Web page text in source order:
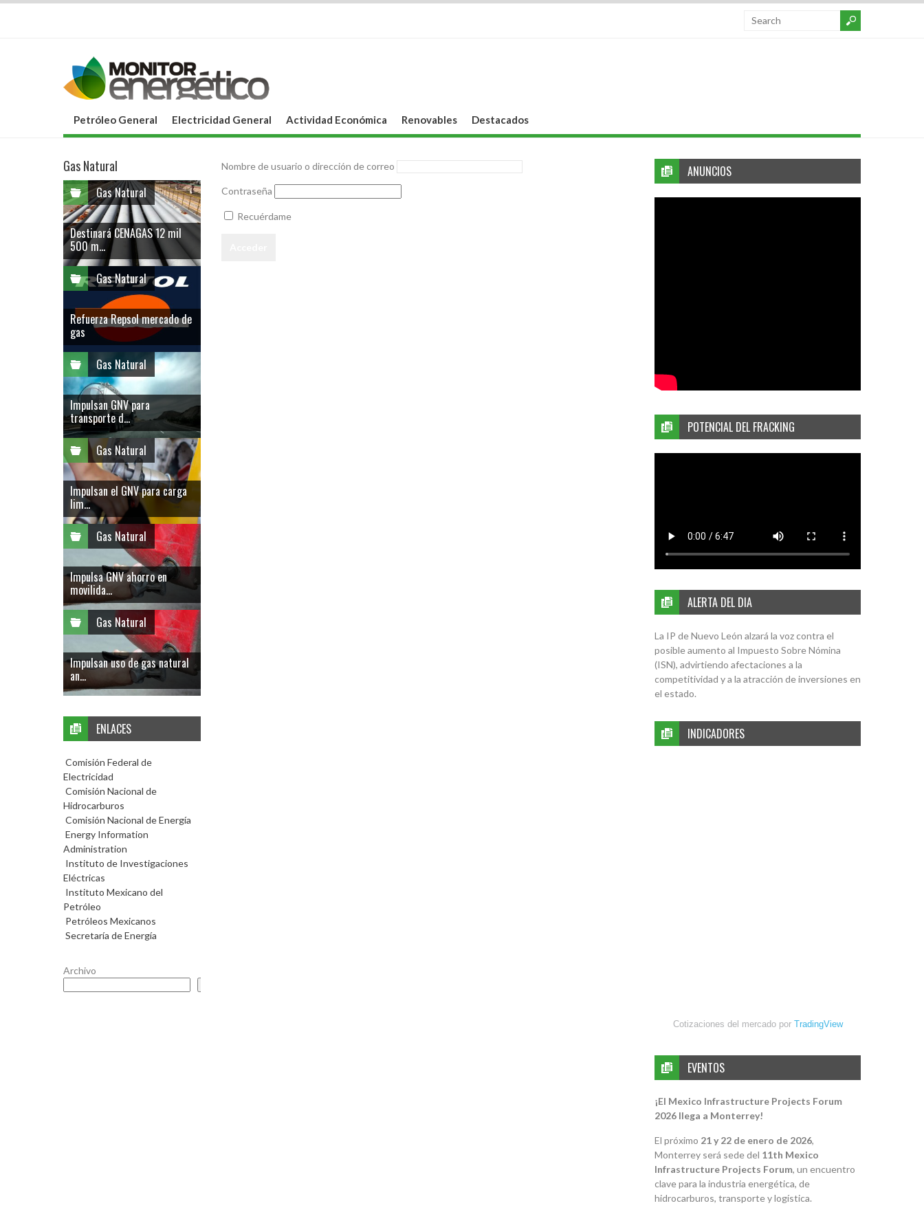
Petróleo General Electricidad General Actividad Económica Renovables Destacados
Nombre de usuario o dirección de correo
Contraseña
Recuérdame
ANUNCIOS
POTENCIAL DEL FRACKING
ALERTA DEL DIA
La IP de Nuevo León alzará la voz contra el
posible aumento al Impuesto Sobre Nómina
(ISN), advirtiendo afectaciones a la
competitividad y a la atracción de inversiones en
el estado.
INDICADORES
Cotizaciones del mercado por TradingView
EVENTOS
¡El Mexico Infrastructure Projects Forum
2026 llega a Monterrey!
El próximo 21 y 22 de enero de 2026,
Monterrey será sede del 11th Mexico
Infrastructure Projects Forum, un encuentro
clave para la industria energética, de
hidrocarburos, transporte y logística.
Gas Natural
Gas Natural
Destinará CENAGAS 12 mil
500 m...
Gas Natural
Refuerza Repsol mercado de
gas
Gas Natural
Impulsan GNV para
transporte d...
Gas Natural
Impulsan el GNV para carga
lim...
Gas Natural
Impulsa GNV ahorro en
movilida...
Gas Natural
Impulsan uso de gas natural
an...
ENLACES
Comisión Federal de
Electricidad
Comisión Nacional de
Hidrocarburos
Comisión Nacional de Energía
Energy Information
Administration
Instituto de Investigaciones
Eléctricas
Instituto Mexicano del
Petróleo
Petróleos Mexicanos
Secretaría de Energía
Archivo